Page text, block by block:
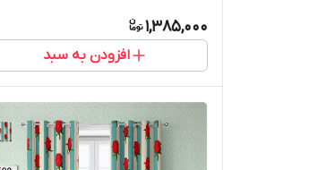
1,385,000
افزودن به سبد